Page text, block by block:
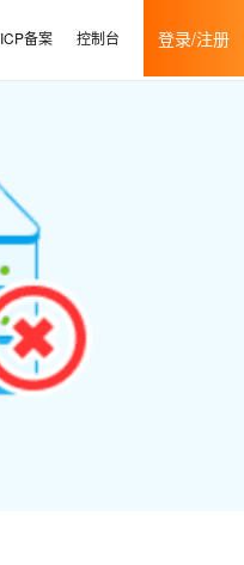
ICP备案 控制台 登录/注册